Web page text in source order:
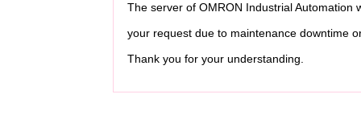
The server of OMRON Industrial Automation
your request due to maintenance downtime
Thank you for your understanding.